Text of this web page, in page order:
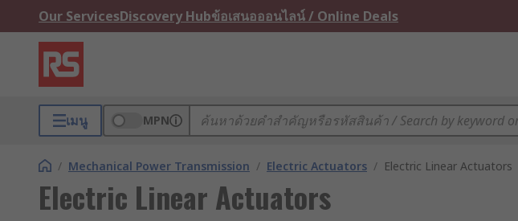
Our ServicesDiscovery Hubข้อเสนอออนไลน์ / Online Deals
เมนู MPN
/ Mechanical Power Transmission / Electric Actuators / Electric Linear Actuators
Electric Linear Actuators